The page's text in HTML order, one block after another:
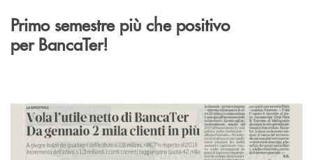
Primo semestre più che positivo
per BancaTer!